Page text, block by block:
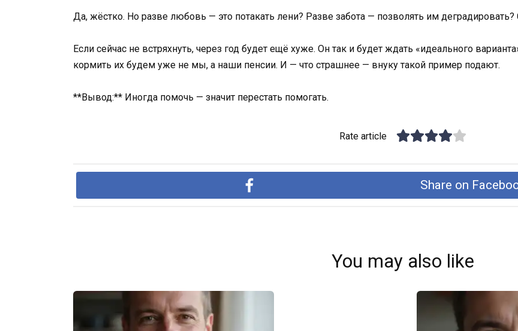
Да, жёстко. Но разве любовь — это потакать лени? Разве забота — позволять им
Если сейчас не встряхнуть, через год будет ещё хуже. Он так и будет ждать «идеального
кормить их будем уже не мы, а наши пенсии. И — что страшнее — внуку такой пример подают.
**Вывод:** Иногда помочь — значит перестать помогать.
Rate article
Share on
You may also like